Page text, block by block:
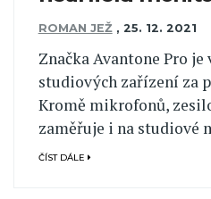
ROMAN JEŽ , 25. 12. 2021
Značka Avantone Pro
studiových zařízení za
Kromě mikrofonů,
zaměřuje i na studiové
ČÍST DÁLE